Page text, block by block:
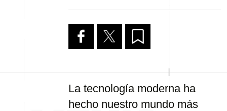
La tecnología moderna ha
hecho nuestro mundo más